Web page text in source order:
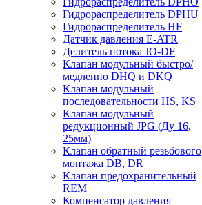
Гидрораспределитель DPHU
Гидрораспределитель HF
Датчик давления E-ATR
Делитель потока JO-DF
Клапан модульный быстро/
медленно DHQ и DKQ
Клапан модульный
последовательности HS, KS
Клапан модульный
редукционный JPG (Ду 16,
25мм)
Клапан обратный резьбового
монтажа DB, DR
Клапан предохранительный
REM
Компенсатор давления